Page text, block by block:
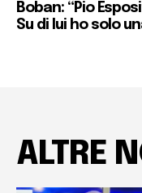
Boban: “Pio
Su di lui ho solo
ALTRE